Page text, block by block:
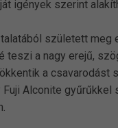
igények szerint
született meg
teszi a nagy erejű,
a csavarodást
Alconite